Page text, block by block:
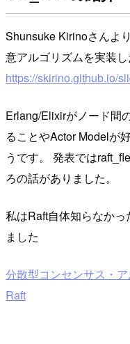
Shunsuke Kirinoさんよ
意アルゴリズムを実装
https://skirino.github.io/
Erlang/Elixirがノード間
ることやActor Modelが
うです。 発表では
ろの話がありました。
私はRaft自体知らなか
ました
分散型コンセンサス・
Raft